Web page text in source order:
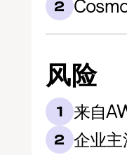
2
风险
1 来自
2 企业